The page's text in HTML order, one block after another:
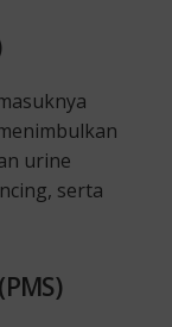
urine
serta